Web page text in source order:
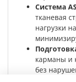
Система
тканевая
нагрузки
карманы и
без